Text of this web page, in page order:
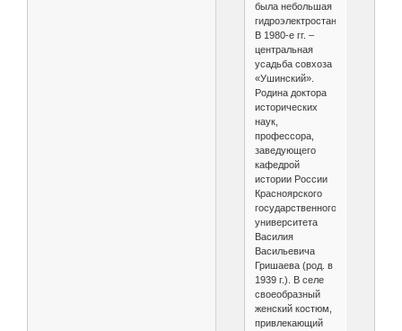
была небольшая
гидроэлектростанция.
В 1980-е гг. –
центральная
усадьба совхоза
«Ушинский».
Родина доктора
исторических
наук,
профессора,
заведующего
кафедрой
истории России
Красноярского
государственного
университета
Василия
Васильевича
Гришаева (род. в
1939 г.). В селе
своеобразный
женский костюм,
привлекающий